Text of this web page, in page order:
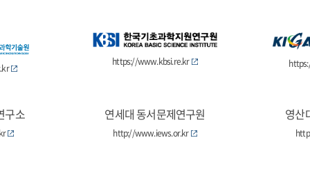
https://www.kbsi.re.kr
구소 연세대 동서문제연구원
http://www.iews.or.kr
영산